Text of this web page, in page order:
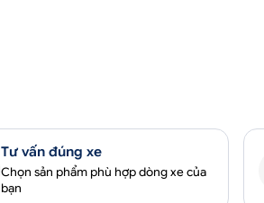
Tư vấn đúng xe
Chọn sản phẩm phù hợp dòng xe của
bạn